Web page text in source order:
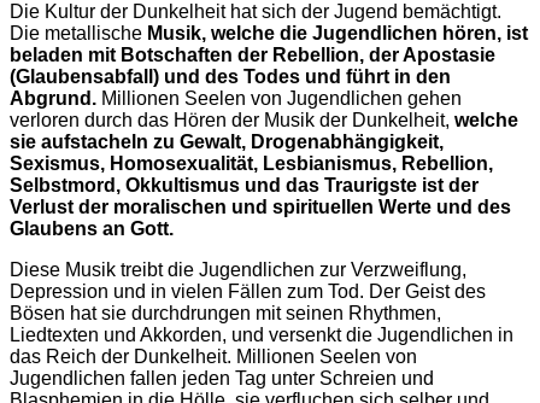
Die Kultur der Dunkelheit hat sich der Jugend bemächtigt.
Die metallische Musik, welche die Jugendlichen hören, ist
beladen mit Botschaften der Rebellion, der Apostasie
(Glaubensabfall) und des Todes und führt in den
Abgrund. Millionen Seelen von Jugendlichen gehen
verloren durch das Hören der Musik der Dunkelheit, welche
sie aufstacheln zu Gewalt, Drogenabhängigkeit,
Sexismus, Homosexualität, Lesbianismus, Rebellion,
Selbstmord, Okkultismus und das Traurigste ist der
Verlust der moralischen und spirituellen Werte und des
Glaubens an Gott.
Diese Musik treibt die Jugendlichen zur Verzweiflung,
Depression und in vielen Fällen zum Tod. Der Geist des
Bösen hat sie durchdrungen mit seinen Rhythmen,
Liedtexten und Akkorden, und versenkt die Jugendlichen in
das Reich der Dunkelheit. Millionen Seelen von
Jugendlichen fallen jeden Tag unter Schreien und